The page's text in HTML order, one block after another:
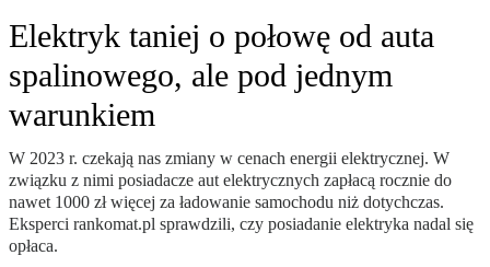
Elektryk taniej o połowę od auta
spalinowego, ale pod jednym
warunkiem
W 2023 r. czekają nas zmiany w cenach energii elektrycznej. W
związku z nimi posiadacze aut elektrycznych zapłacą rocznie do
nawet 1000 zł więcej za ładowanie samochodu niż dotychczas.
Eksperci rankomat.pl sprawdzili, czy posiadanie elektryka nadal się
opłaca.